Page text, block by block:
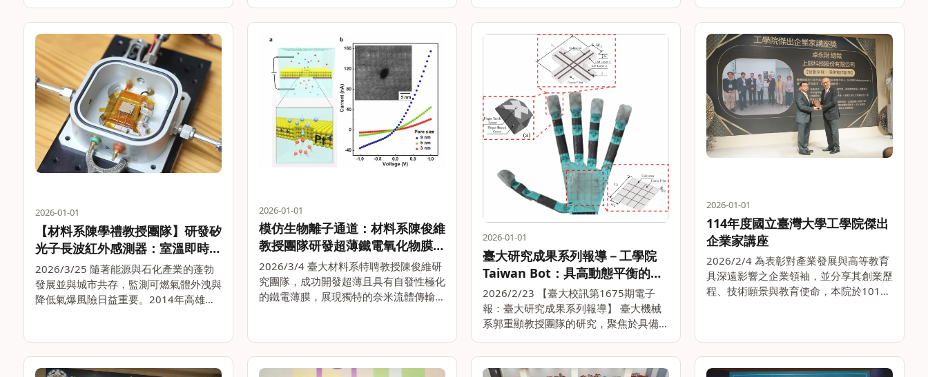
訪港埠場域。 此次行程配合機械系教授
詹魁元主持的。。
化與晶格應變，隨之降低其在電場驅動下
的穩定性與耐受度。由臺大材料系教授謝
宗霖領導的跨校研。。
這套系統將原本龐。。
2026-01-01
【材料系陳學禮教授團隊】研發矽
光子長波紅外感測器：室溫即時感
測可燃與高氣爆風險氣體
2026/3/25 隨著能源與石化產業的蓬勃
發展並與城市共存，監測可燃氣體外洩與
降低氣爆風險日益重要。2014年高雄氣
時機，造成嚴重後果。因此，如何即時偵
測可燃。。
2026-01-01
模仿生物離子通道：材料系陳俊維
教授團隊研發超薄鐵電氧化物膜打
造離子二極體 成果發表於Nature
Communications
2026/3/4 臺大材料系特聘教授陳俊維研
究團隊，成功開發超薄且具有自發性極化
的鐵電薄膜，展現獨特的奈米流體傳輸行
pH值環境調控實現極化切換，模擬生物
細。。
2026-01-01
臺大研究成果系列報導－工學院
Taiwan Bot：具高動態平衡的智
慧人形機器人
2026/2/23 【臺大校訊第1675期電子
報：臺大研究成果系列報導】 臺大機械
系郭重顯教授團隊的研究，聚焦於具備高
動態平衡能力與自主導航功能的全尺寸雙
足人形機器人設計。此款機器人 (Taiwan
Bot) 高度170公分、體重約65公斤。。
2026-01-01
114年度國立臺灣大學工學院傑出
企業家講座
2026/2/4 為表彰對產業發展與高等教育
具深遠影響之企業領袖，並分享其創業歷
程、技術願景與教育使命，本院於101年